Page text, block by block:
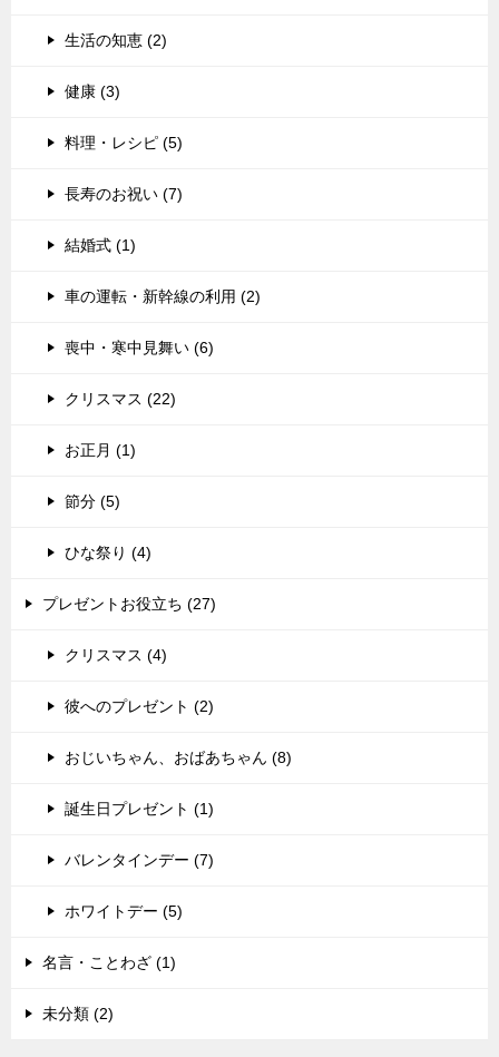
生活の知恵 (2)
健康 (3)
料理・レシピ (5)
長寿のお祝い (7)
結婚式 (1)
車の運転・新幹線の利用 (2)
喪中・寒中見舞い (6)
クリスマス (22)
お正月 (1)
節分 (5)
ひな祭り (4)
プレゼントお役立ち (27)
クリスマス (4)
彼へのプレゼント (2)
おじいちゃん、おばあちゃん (8)
誕生日プレゼント (1)
バレンタインデー (7)
ホワイトデー (5)
名言・ことわざ (1)
未分類 (2)